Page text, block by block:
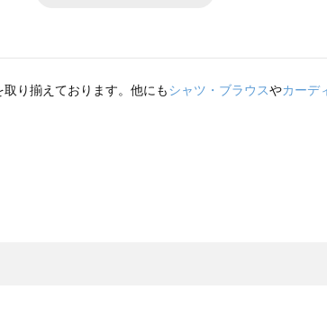
り揃えております。他にもシャツ・ブラウスやカーデ
覧